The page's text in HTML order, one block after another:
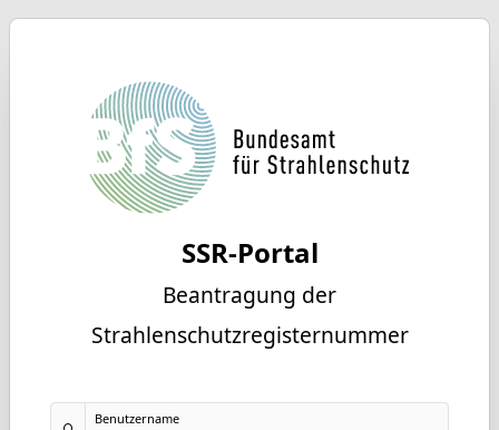
SSR-Portal
Beantragung der
Strahlenschutzregisternummer
Benutzername